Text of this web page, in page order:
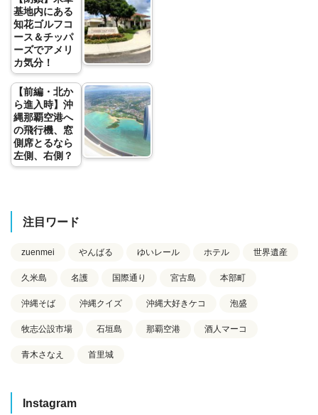
基地内にある
知花ゴルフコ
ース＆チッパ
ーズでアメリ
カ気分！
【前編・北か
ら進入時】沖
縄那覇空港へ
の飛行機、窓
側席とるなら
左側、右側？
注目ワード
zuenmei やんばる ゆいレール ホテル 世界遺産
久米島 名護 国際通り 宮古島 本部町
沖縄そば 沖縄クイズ 沖縄大好きケコ 泡盛
牧志公設市場 石垣島 那覇空港 酒人マーコ
青木さなえ 首里城
Instagram